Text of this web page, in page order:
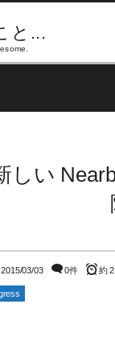
と...
しい
2015/03/03 0件 約